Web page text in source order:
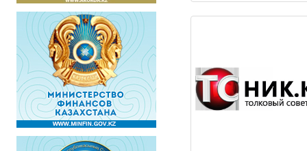
Центр